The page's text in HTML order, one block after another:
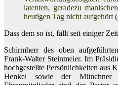
latenten, geradezu
heutigen Tag nicht aufgehört
Dass dem so ist, fällt seit einiger
Schirmherr des oben
Frank-Walter Steinmeier. Im
hochgestellte Persönlichkeiten aus
Henkel sowie der Münchner